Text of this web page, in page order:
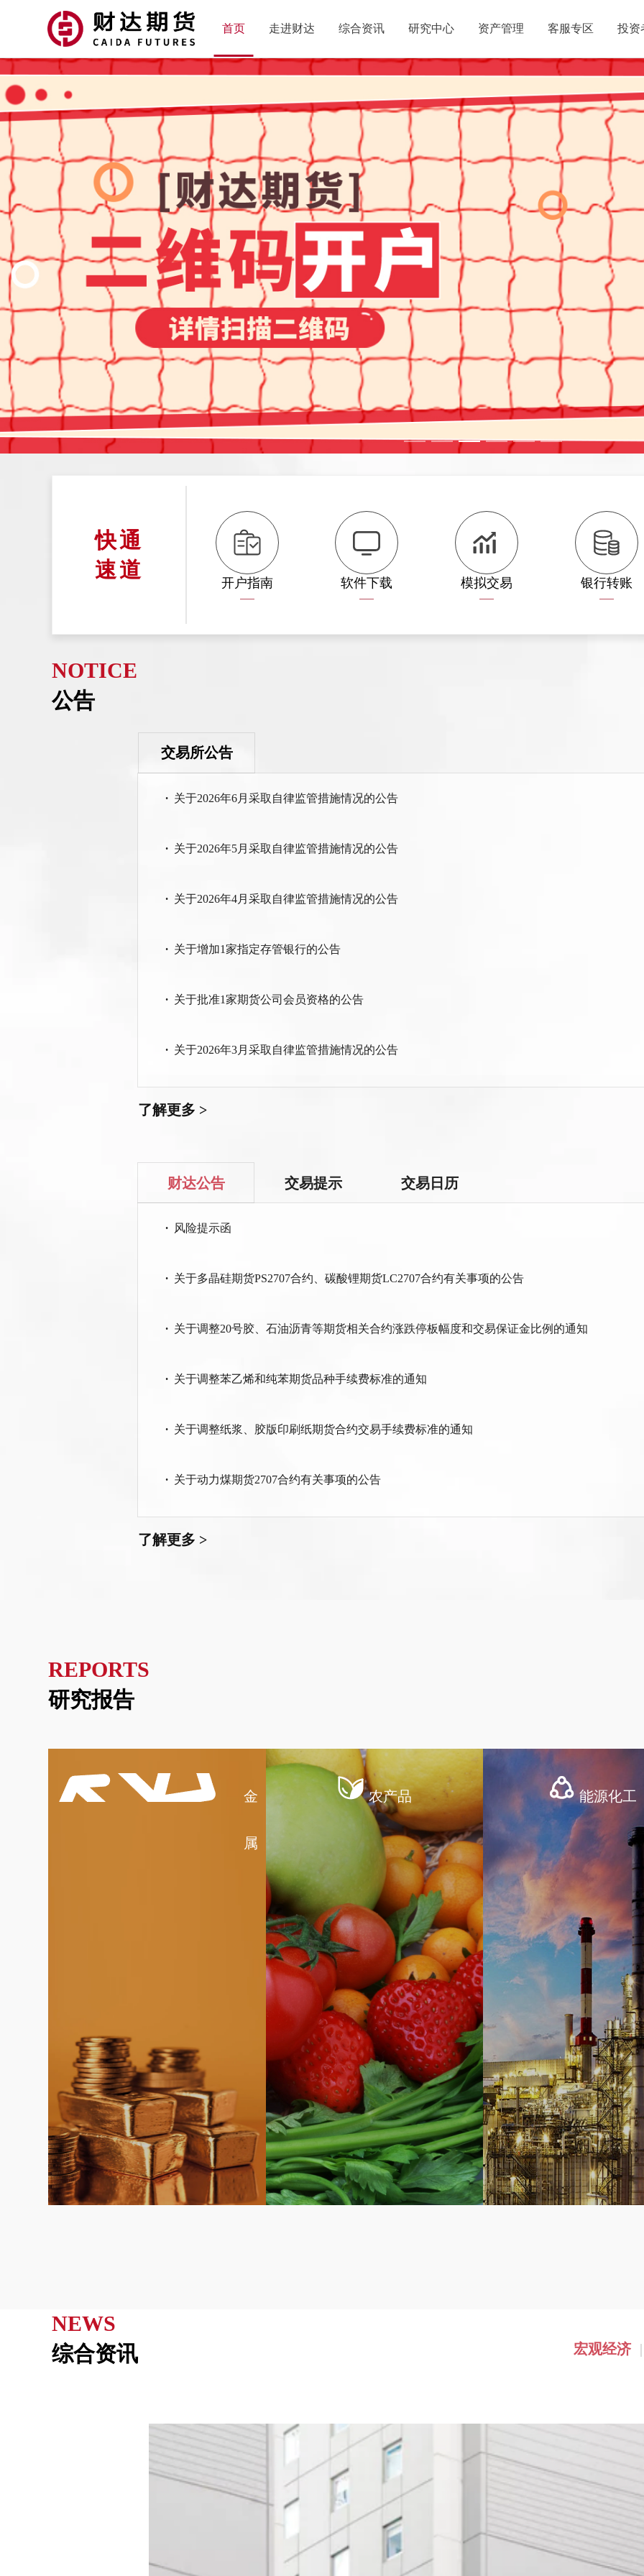
首页 走进财达
公司动态
诚聘英才
信息公示
基本情况 公司历史 高管人员信息 从业人员信息 股东信息
诚
公司保证金账户
营业部基本信息 开户人员公示 居间人信息
投资咨询信息公示
综合资讯
宏观经济 机构报告 金融期货 商品期货
研究中心
金属 农产品 能源化工 金融 专题报告
资产管理 客服专区
开户指南 模拟交易 银期转账 账单查询 应急交易 业
投资
风险提示 期货基础 政策法规 交易规则 反洗钱
北京分公司 邯郸营业部 石家庄营业部 天津分公司
上海分公司
湖南分公司 江苏分公司 淄博营业部
快
速
通
道
开户指南 软件下载 模拟交易 银行转账
NOTICE
公告
交易所公告
· 关于2026年6月采取自律监管措施情况的公告
· 关于2026年5月采取自律监管措施情况的公告
· 关于2026年4月采取自律监管措施情况的公告
· 关于增加1家指定存管银行的公告
· 关于批准1家期货公司会员资格的公告
· 关于2026年3月采取自律监管措施情况的公告
了解更多 >
财达公告 交易提示 交易日历
· 风险提示函
· 关于多晶硅期货PS2707合约、碳酸锂期货LC2707合约有关事项的公告
· 关于调整20号胶、石油沥青等期货相关合约涨跌停板幅度和交易保证金比例的通知
· 关于调整苯乙烯和纯苯期货品种手续费标准的通知
· 关于调整纸浆、胶版印刷纸期货合约交易手续费标准的通知
· 关于动力煤期货2707合约有关事项的公告
了解更多 >
REPORTS
研究报告
金
属
农产品 能源化工
NEWS
综合资讯
宏观经济 |